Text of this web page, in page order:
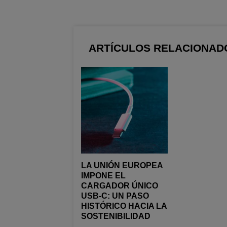
ARTÍCULOS
LA UNIÓN EUROPEA
IMPONE EL
CARGADOR ÚNICO
USB-C: UN PASO
HISTÓRICO HACIA LA
SOSTENIBILIDAD